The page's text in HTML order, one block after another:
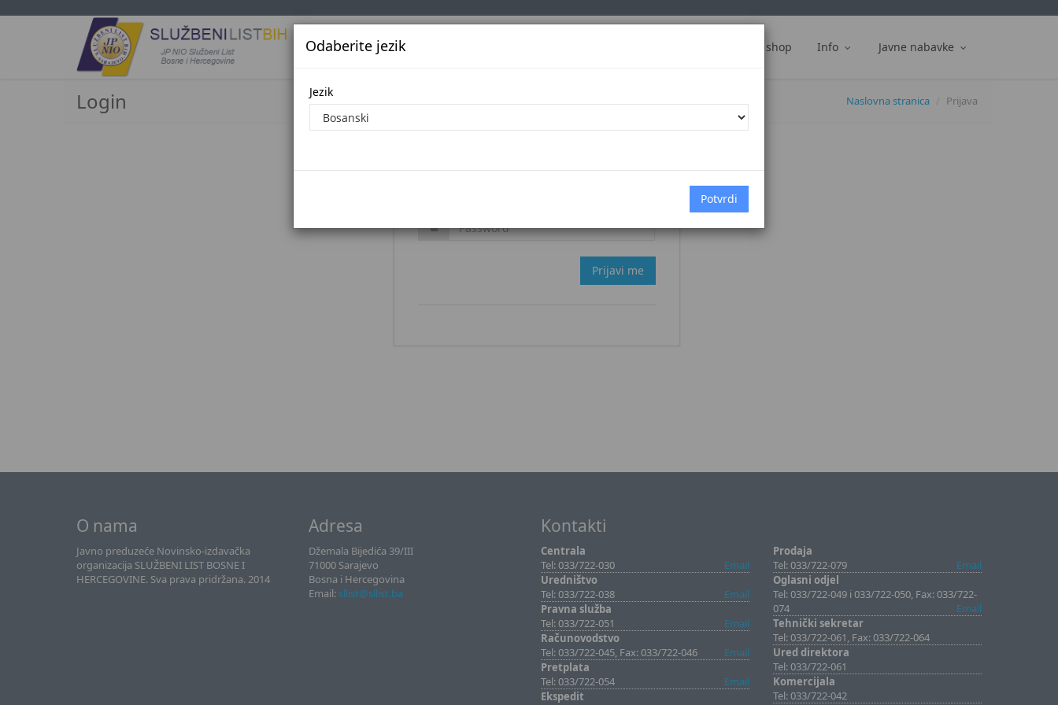
Jezik Službena glasila Web shop Info Javne nabavke
Odaberite jezik
Jezik
Login Naslovna stranica Prijava
Zaboravljena šifra?
Prijavi me
O nama
Javno preduzeće Novinsko-izdavačka
organizacija SLUŽBENI LIST BOSNE I
HERCEGOVINE. Sva prava pridržana. 2014
Adresa
Džemala Bijedića 39/III
71000 Sarajevo
Bosna i Hercegovina
Email: sllist@sllist.ba
Kontakti
Centrala
Tel: 033/722-030
Email
Uredništvo
Tel: 033/722-038
Email
Pravna služba
Tel: 033/722-051
Email
Računovodstvo
Tel: 033/722-045, Fax: 033/722-046
Email
Pretplata
Tel: 033/722-054
Email
Ekspedit
Prodaja
Tel: 033/722-079
Email
Oglasni odjel
Tel: 033/722-049 i 033/722-050, Fax: 033/722-
074
Email
Tehnički sekretar
Tel: 033/722-061, Fax: 033/722-064
Ured direktora
Tel: 033/722-061
Komercijala
Tel: 033/722-042